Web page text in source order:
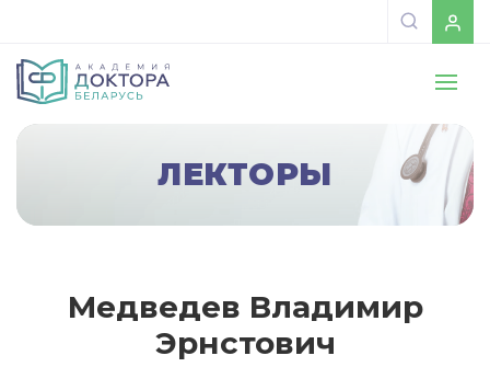
ЛЕКТОРЫ
Медведев Владимир
Эрнстович